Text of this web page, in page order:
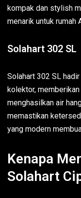
kompak dan stylish
menarik untuk rumah
Solahart 302 SL
Solahart 302 SL
kolektor,
menghasilkan air
memastikan
yang modern
Kenapa
Solahart